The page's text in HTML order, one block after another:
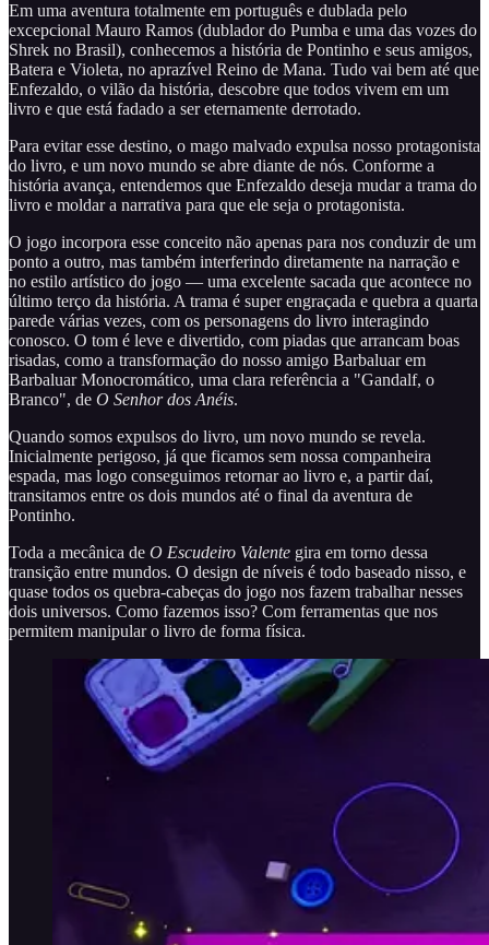
Em uma aventura totalmente em português e dublada pelo
excepcional Mauro Ramos (dublador do Pumba e uma das vozes do
Shrek no Brasil), conhecemos a história de Pontinho e seus amigos,
Batera e Violeta, no aprazível Reino de Mana. Tudo vai bem até que
Enfezaldo, o vilão da história, descobre que todos vivem em um
livro e que está fadado a ser eternamente derrotado.
Para evitar esse destino, o mago malvado expulsa nosso protagonista
do livro, e um novo mundo se abre diante de nós. Conforme a
história avança, entendemos que Enfezaldo deseja mudar a trama do
livro e moldar a narrativa para que ele seja o protagonista.
O jogo incorpora esse conceito não apenas para nos conduzir de um
ponto a outro, mas também interferindo diretamente na narração e
no estilo artístico do jogo — uma excelente sacada que acontece no
último terço da história. A trama é super engraçada e quebra a quarta
parede várias vezes, com os personagens do livro interagindo
conosco. O tom é leve e divertido, com piadas que arrancam boas
risadas, como a transformação do nosso amigo Barbaluar em
Barbaluar Monocromático, uma clara referência a "Gandalf, o
Branco", de O Senhor dos Anéis.
Quando somos expulsos do livro, um novo mundo se revela.
Inicialmente perigoso, já que ficamos sem nossa companheira
espada, mas logo conseguimos retornar ao livro e, a partir daí,
transitamos entre os dois mundos até o final da aventura de
Pontinho.
Toda a mecânica de O Escudeiro Valente gira em torno dessa
transição entre mundos. O design de níveis é todo baseado nisso, e
quase todos os quebra-cabeças do jogo nos fazem trabalhar nesses
dois universos. Como fazemos isso? Com ferramentas que nos
permitem manipular o livro de forma física.